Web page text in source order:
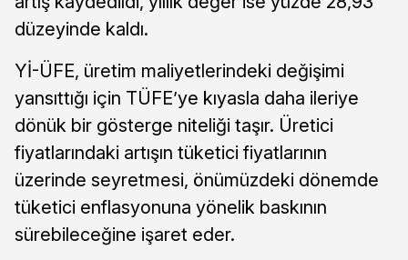
düzeyinde kaldı.
Yİ-ÜFE, üretim maliyetlerindeki değişimi
yansıttığı için TÜFE’ye kıyasla daha ileriye
dönük bir gösterge niteliği taşır. Üretici
fiyatlarındaki artışın tüketici fiyatlarının
üzerinde seyretmesi, önümüzdeki dönemde
tüketici enflasyonuna yönelik baskının
sürebileceğine işaret eder.